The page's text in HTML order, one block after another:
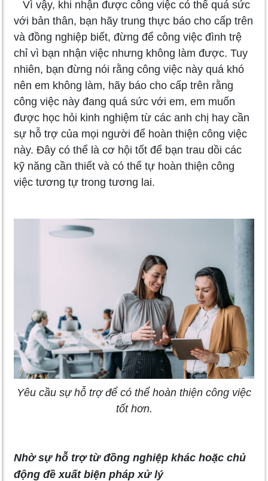
Vì vậy, khi nhận được công việc có thể quá sức
với bản thân, bạn hãy trung thực báo cho cấp trên
và đồng nghiệp biết, đừng để công việc đình trệ
chỉ vì bạn nhận việc nhưng không làm được. Tuy
nhiên, bạn đừng nói rằng công việc này quá khó
nên em không làm, hãy báo cho cấp trên rằng
công việc này đang quá sức với em, em muốn
được học hỏi kinh nghiệm từ các anh chị hay cần
sự hỗ trợ của mọi người để hoàn thiện công việc
này. Đây có thể là cơ hội tốt để bạn trau dồi các
kỹ năng cần thiết và có thể tự hoàn thiện công
việc tương tự trong tương lai.
Yêu cầu sự hỗ trợ để có thể hoàn thiện công việc
tốt hơn.
Nhờ sự hỗ trợ từ đồng nghiệp khác hoặc chủ
động đề xuất biện pháp xử lý